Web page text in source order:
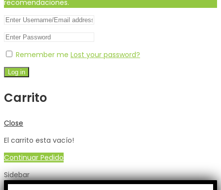
recomendaciones.
Remember me Lost your password?
Log in
Carrito
Close
El carrito esta vacío!
Continuar Pedido
Sidebar